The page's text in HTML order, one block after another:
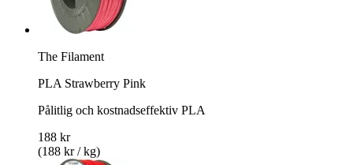
The Filament
PLA Strawberry Pink
Pålitlig och kostnadseffektiv PLA
188 kr
(188 kr / kg)